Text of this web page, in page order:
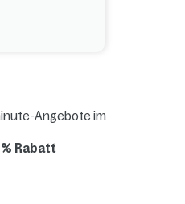
Angebote im
Rabatt